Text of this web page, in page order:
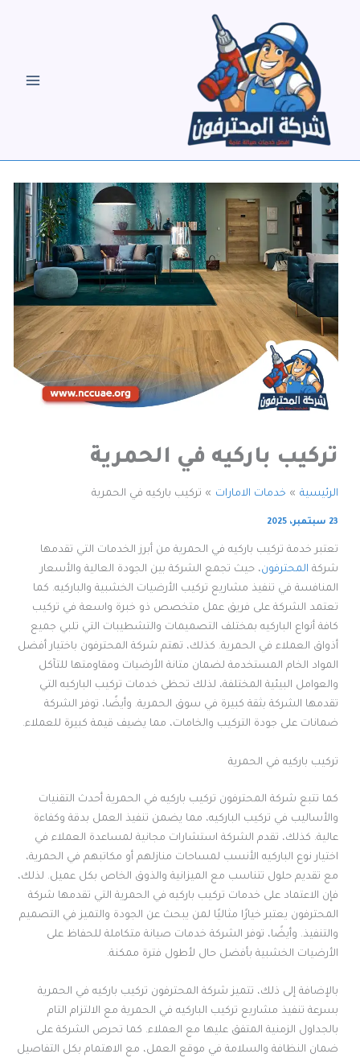
تركيب باركيه في الحمرية
الرئيسية خدمات الامارات تركيب باركيه في الحمرية
23 سبتمبر، 2025
تعتبر خدمة تركيب باركيه في الحمرية من أبرز الخدمات التي تقدمها
شركة المحترفون، حيث تجمع الشركة بين الجودة العالية والأسعار
المنافسة في تنفيذ مشاريع تركيب الأرضيات الخشبية والباركيه. كما
تعتمد الشركة على فريق عمل متخصص ذو خبرة واسعة في تركيب
كافة أنواع الباركيه بمختلف التصميمات والتشطيبات التي تلبي جميع
أذواق العملاء في الحمرية. كذلك، تهتم شركة المحترفون باختيار أفضل
المواد الخام المستخدمة لضمان متانة الأرضيات ومقاومتها للتآكل
والعوامل البيئية المختلفة، لذلك تحظى خدمات تركيب الباركيه التي
تقدمها الشركة بثقة كبيرة في سوق الحمرية. وأيضًا، توفر الشركة
ضمانات على جودة التركيب والخامات، مما يضيف قيمة كبيرة للعملاء.
تركيب باركيه في الحمرية
كما تتبع شركة المحترفون تركيب باركيه في الحمرية أحدث التقنيات
والأساليب في تركيب الباركيه، مما يضمن تنفيذ العمل بدقة وكفاءة
عالية. كذلك، تقدم الشركة استشارات مجانية لمساعدة العملاء في
اختيار نوع الباركيه الأنسب لمساحات منازلهم أو مكاتبهم في الحمرية،
مع تقديم حلول تتناسب مع الميزانية والذوق الخاص بكل عميل. لذلك،
فإن الاعتماد على خدمات تركيب باركيه في الحمرية التي تقدمها شركة
المحترفون يعتبر خيارًا مثاليًا لمن يبحث عن الجودة والتميز في التصميم
والتنفيذ. وأيضًا، توفر الشركة خدمات صيانة متكاملة للحفاظ على
الأرضيات الخشبية بأفضل حال لأطول فترة ممكنة.
بالإضافة إلى ذلك، تتميز شركة المحترفون تركيب باركيه في الحمرية
بسرعة تنفيذ مشاريع تركيب الباركيه في الحمرية مع الالتزام التام
بالجداول الزمنية المتفق عليها مع العملاء. كما تحرص الشركة على
ضمان النظافة والسلامة في موقع العمل، مع الاهتمام بكل التفاصيل